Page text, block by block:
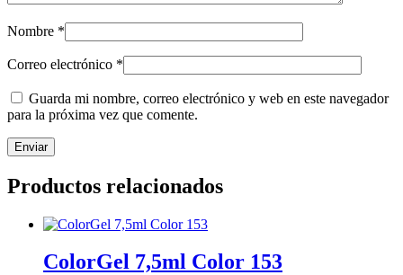
Nombre *
Correo electrónico *
Guarda mi nombre, correo electrónico y web en este navegador
para la próxima vez que comente.
Productos relacionados
ColorGel 7,5ml Color 153